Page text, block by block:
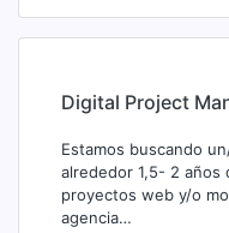
Digital Project
Estamos buscando
alrededor 1,5- 2 años
proyectos web y/o
agencia…